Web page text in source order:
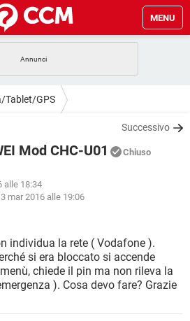
MENU
ANDROID
WHATSAPP
GAMING
GAMING
WINDOWS 10
FACEBOOK
WHATSAPP
FACEBOOK
ANDROID
WINDOWS 10
WHATSAPP
Tablet/GPS
Successivo
Mod CHC-U01 Chiuso
alle 18:34
mar 2016 alle 19:06
individua la rete ( Vodafone ).
si era bloccato si accende
chiede il pin ma non rileva la
). Cosa devo fare? Grazie